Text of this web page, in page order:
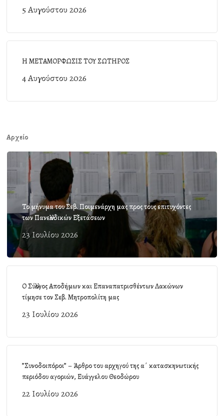
5 Αυγούστου 2026
Η ΜΕΤΑΜΟΡΦΩΣΙΣ ΤΟΥ ΣΩΤΗΡΟΣ
4 Αυγούστου 2026
Αρχείο
Το μήνυμα του Σεβ. Ποιμενάρχη μας προς τους επιτυχόντες
των Πανελλαδικών Εξετάσεων
23 Ιουλίου 2026
Ο Σύλλογος Αποδήμων και Επαναπατρισθέντων Λακώνων
τίμησε τον Σεβ. Μητροπολίτη μας
23 Ιουλίου 2026
”Συνοδοιπόροι” – Άρθρο του αρχηγού της α΄ κατασκηνωτικής
περιόδου αγοριών, Ευάγγελου Θεοδώρου
22 Ιουλίου 2026